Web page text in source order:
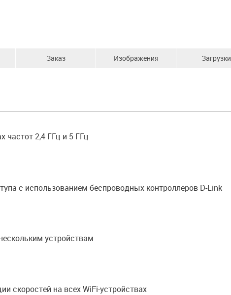
Заказ Изображения Загрузки
частот 2,4 ГГц и 5 ГГц
с использованием беспроводных контроллеров D-Link
устройствам
скоростей на всех WiFi-устройствах